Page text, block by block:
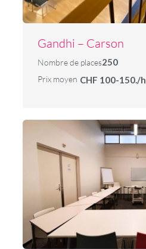
Gandhi – Carson
Nombre de places250
Prix moyen CHF 100-150./h